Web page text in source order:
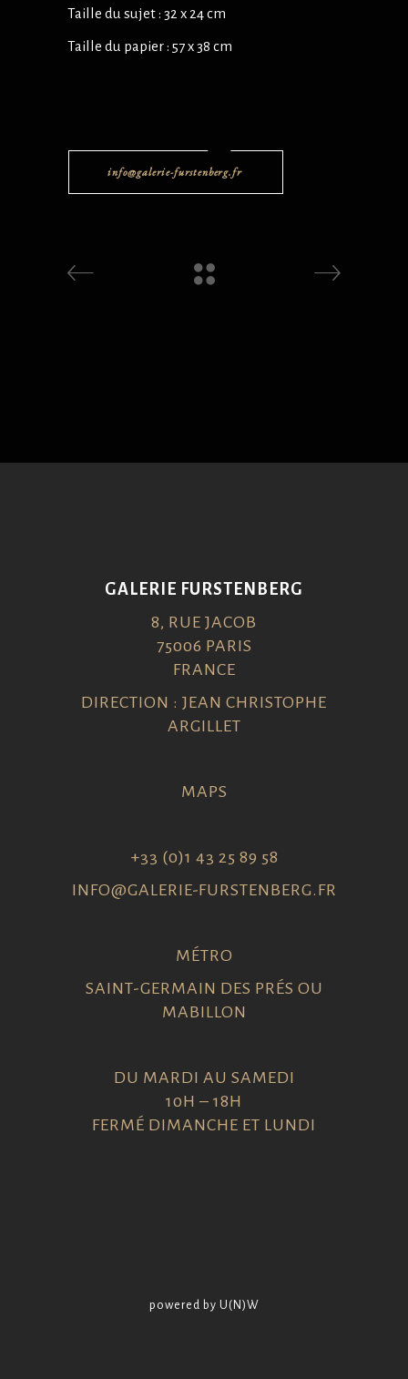
Taille du sujet : 32 x 24 cm
Taille du papier : 57 x 38 cm
info@galerie-furstenberg.fr
GALERIE FURSTENBERG
8, RUE JACOB
75006 PARIS
FRANCE
DIRECTION : JEAN CHRISTOPHE
ARGILLET
MAPS
+33 (0)1 43 25 89 58
INFO@GALERIE-FURSTENBERG.FR
MÉTRO
SAINT-GERMAIN DES PRÉS OU
MABILLON
DU MARDI AU SAMEDI
10H – 18H
FERMÉ DIMANCHE ET LUNDI
powered by U(N)W